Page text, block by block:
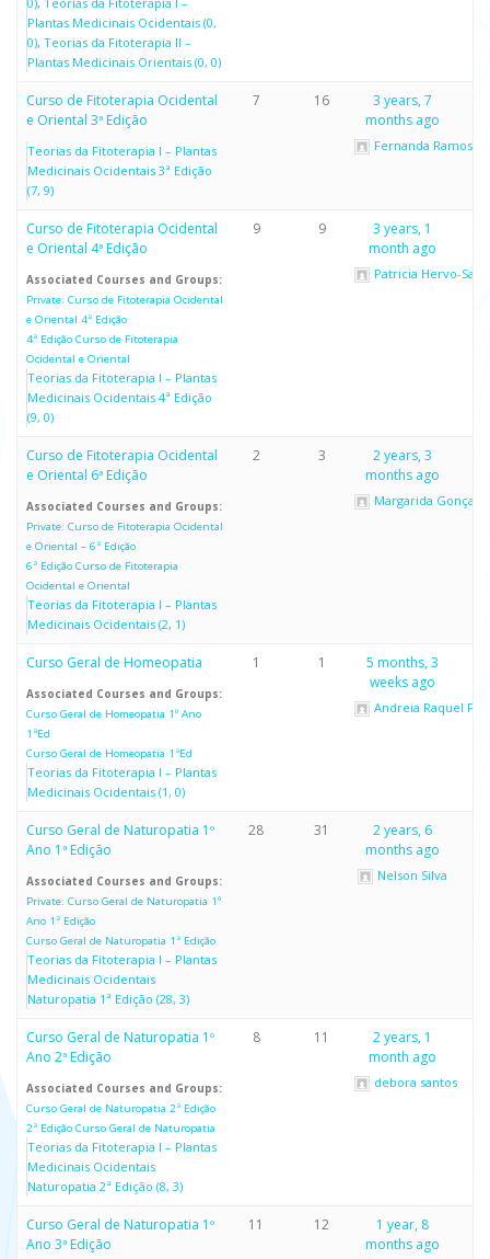
Plantas Medicinais Ocidentais (0,
0) Teorias da Fitoterapia II –
Plantas Medicinais Orientais (0, 0)
Curso de Fitoterapia Ocidental
e Oriental 3ª Edição
Teorias da Fitoterapia I – Plantas
Medicinais Ocidentais 3ª Edição
(7, 9)
7 16
3 years, 7
months ago
Fernanda Ramos
Curso de Fitoterapia Ocidental
e Oriental 4ª Edição
Associated Courses and Groups:
Private: Curso de Fitoterapia Ocidental
e Oriental 4ª Edição
4ª Edição Curso de Fitoterapia
Ocidental e Oriental
Teorias da Fitoterapia I – Plantas
Medicinais Ocidentais 4ª Edição
(9, 0)
9 9
3 years, 1
month ago
Patricia Hervo-
Curso de Fitoterapia Ocidental
e Oriental 6ª Edição
Associated Courses and Groups:
Private: Curso de Fitoterapia Ocidental
e Oriental – 6ª Edição
6ª Edição Curso de Fitoterapia
Ocidental e Oriental
Teorias da Fitoterapia I – Plantas
Medicinais Ocidentais (2, 1)
2 3
2 years, 3
months ago
Margarida
Curso Geral de Homeopatia
Associated Courses and Groups:
Curso Geral de Homeopatia 1º Ano
1ªEd
Curso Geral de Homeopatia 1ªEd
Teorias da Fitoterapia I – Plantas
Medicinais Ocidentais (1, 0)
1 1
5 months, 3
weeks ago
Andreia Raquel
Curso Geral de Naturopatia 1º
Ano 1ª Edição
Associated Courses and Groups:
Private: Curso Geral de Naturopatia 1º
Ano 1ª Edição
Curso Geral de Naturopatia 1ª Edição
Teorias da Fitoterapia I – Plantas
Medicinais Ocidentais
Naturopatia 1ª Edição (28, 3)
28 31
2 years, 6
months ago
Nelson Silva
Curso Geral de Naturopatia 1º
Ano 2ª Edição
Associated Courses and Groups:
Curso Geral de Naturopatia 2ª Edição
2ª Edição Curso Geral de Naturopatia
Teorias da Fitoterapia I – Plantas
Medicinais Ocidentais
Naturopatia 2ª Edição (8, 3)
8 11
2 years, 1
month ago
debora santos
Curso Geral de Naturopatia 1º
Ano 3ª Edição
11 12
1 year, 8
months ago